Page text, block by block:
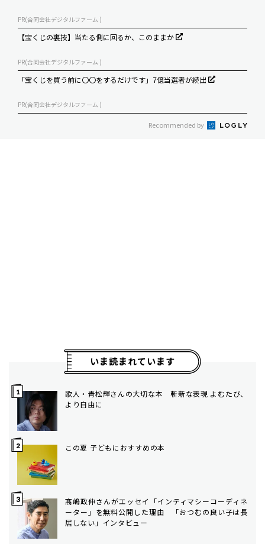
PR(合同会社デジタルファーム )
【宝くじの裏技】当たる側に回るか、このままか
PR(合同会社デジタルファーム )
「宝くじを買う前に〇〇をするだけです」7億当選者が続出
PR(合同会社デジタルファーム )
Recommended by
いま読まれています
歌人・青松輝さんの大切な本 斬新な表現 よむたび、
より自由に
この夏 子どもにおすすめの本
髙嶋政伸さんがエッセイ「インティマシーコーディネ
ーター」を無料公開した理由 「おつむの良い子は長
居しない」インタビュー